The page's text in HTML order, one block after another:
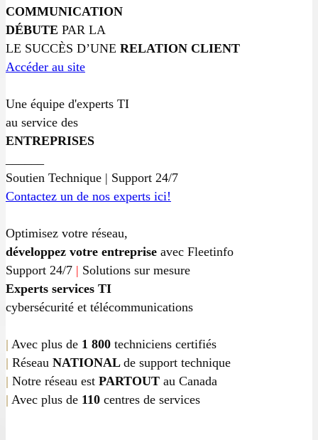
COMMUNICATION
DÉBUTE PAR LA
LE SUCCÈS D’UNE RELATION CLIENT
Accéder au site
Une équipe d'experts TI
au service des
ENTREPRISES
Soutien Technique | Support 24/7
Contactez un de nos experts ici!
Optimisez votre réseau,
développez votre entreprise avec Fleetinfo
Support 24/7 | Solutions sur mesure
Experts services TI
cybersécurité et télécommunications
| Avec plus de 1 800 techniciens certifiés
| Réseau NATIONAL de support technique
| Notre réseau est PARTOUT au Canada
| Avec plus de 110 centres de services